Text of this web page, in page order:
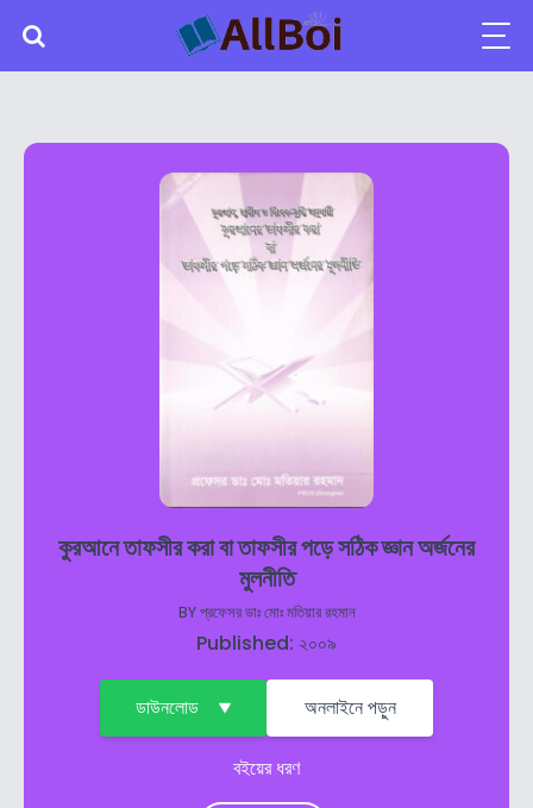
কুরআনে তাফসীর করা বা তাফসীর পড়ে সঠিক জ্ঞান অর্জনের
মুলনীতি
BYপ্রফেসর ডাঃ মোঃ মতিয়ার রহমান
Published: ২০০৯
ডাউনলোড অনলাইনে পড়ুন
বইয়ের ধরণ